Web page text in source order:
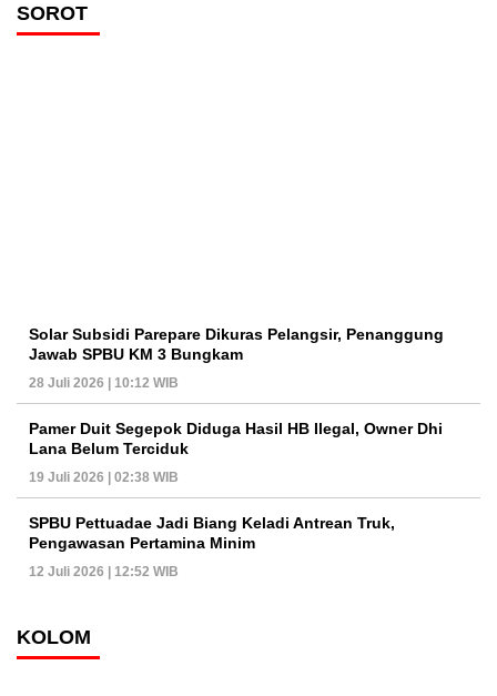
SOROT
Solar Subsidi Parepare Dikuras Pelangsir, Penanggung
Jawab SPBU KM 3 Bungkam
28 Juli 2026 | 10:12 WIB
Pamer Duit Segepok Diduga Hasil HB Ilegal, Owner Dhi
Lana Belum Terciduk
19 Juli 2026 | 02:38 WIB
SPBU Pettuadae Jadi Biang Keladi Antrean Truk,
Pengawasan Pertamina Minim
12 Juli 2026 | 12:52 WIB
KOLOM